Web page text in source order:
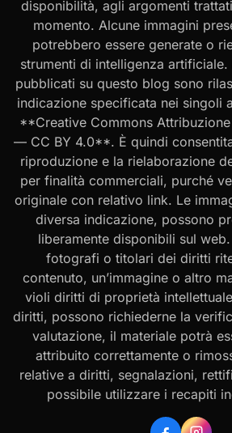
disponibilità, agli argomenti
momento. Alcune immagini
potrebbero essere generate o
strumenti di intelligenza artificiale.
pubblicati su questo blog sono
indicazione specificata nei singoli
**Creative Commons
— CC BY 4.0**. È quindi
riproduzione e la rielaborazione
per finalità commerciali, purché
originale con relativo link. Le
diversa indicazione, possono
liberamente disponibili sul
fotografi o titolari dei diritti
contenuto, un’immagine o altro
violi diritti di proprietà
diritti, possono richiederne la
valutazione, il materiale potrà
attribuito correttamente o
relative a diritti, segnalazioni,
possibile utilizzare i recapiti